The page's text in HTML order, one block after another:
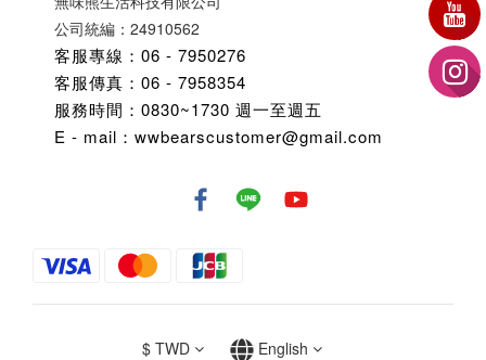
公司統編：24910562
客服專線：06 - 7950276
客服傳真：06 - 7958354
服務時間：0830~1730 週一至週五
E - mail：wwbearscustomer@gmail.com
$ TWD English